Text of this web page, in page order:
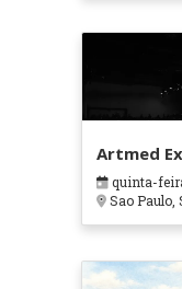
Artmed
quinta-
Sao Paulo,